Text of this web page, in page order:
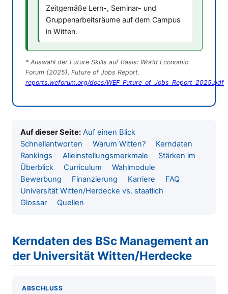
Zeitgemäße Lern-, Seminar- und
Gruppenarbeitsräume auf dem Campus
in Witten.
* Auswahl der Future Skills auf Basis: World Economic
Forum (2025), Future of Jobs Report.
reports.weforum.org/docs/WEF_Future_of_Jobs_Report_2025.pdf
Auf dieser Seite: Auf einen Blick
Schnellantworten
Warum Witten?
Kerndaten
Rankings
Alleinstellungsmerkmale
Stärken im
Überblick
Curriculum
Wahlmodule
Bewerbung
Finanzierung Karriere
FAQ
Universität Witten/Herdecke vs. staatlich
Glossar
Quellen
Kerndaten des BSc Management an
der Universität Witten/Herdecke
ABSCHLUSS